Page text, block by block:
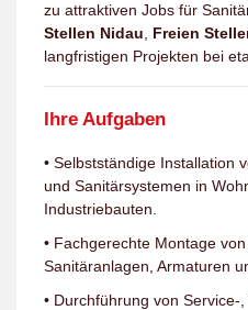
zu attraktiven Jobs für
Stellen Nidau
Freien
langfristigen Projekten bei
Ihre Aufgaben
• Selbstständige Installation
und Sanitärsystemen in
Industriebauten.
• Fachgerechte Montage von
Sanitäranlagen, Armaturen
• Durchführung von Service-